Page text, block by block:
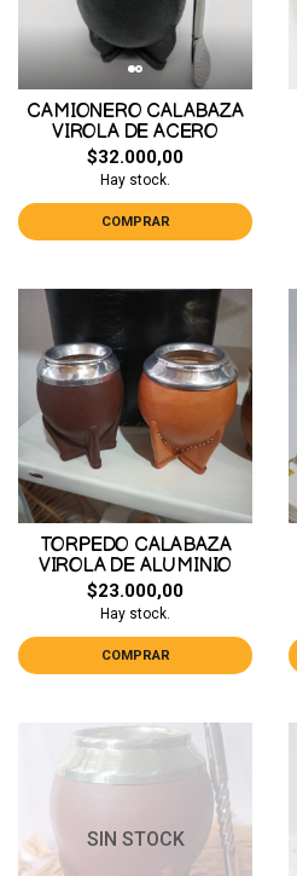
CAMIONERO CALABAZA
VIROLA DE ACERO
$32.000,00
Hay stock.
COMPRAR
TORPEDO CALABAZA
VIROLA DE ALUMINIO
$23.000,00
Hay stock.
COMPRAR
SIN STOCK